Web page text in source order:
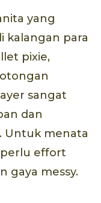
yang
kalangan para
pixie,
sangat
dan
Untuk menata
effort
gaya messy.